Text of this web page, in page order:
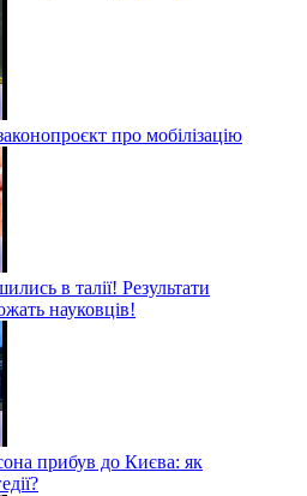
про мобілізацію
в талії! Результати
науковців!
прибув до Києва: як